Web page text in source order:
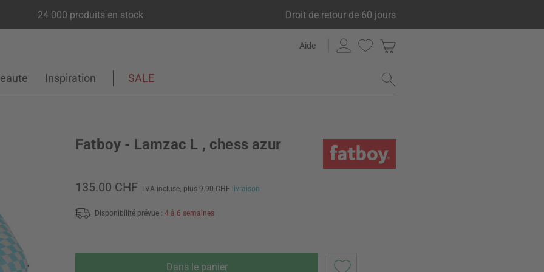
24 000 produits en stock Droit de retour de 60 jours
Aide
Inspiration SALE
Fatboy - Lamzac L , chess azur
135.00 CHF TVA incluse, plus 9.90 CHF livraison
Disponibilité prévue : 4 à 6 semaines
Dans le panier